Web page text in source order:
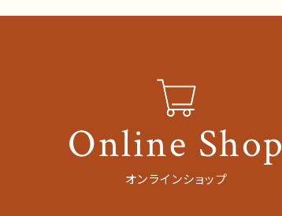
Online Shop
オンラインショップ